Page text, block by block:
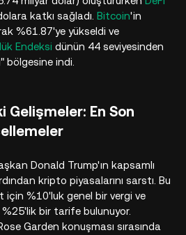
katkı sağladı. Bitcoin'in
%61.87'ye yükseldi ve
Endeksi dünün 44 seviyesinden
bölgesine indi.​
Gelişmeler: En Son
Donald Trump'ın kapsamlı
kripto piyasalarını sarstı. Bu
%10'luk genel bir vergi ve
bir tarife bulunuyor.
Garden konuşması sırasında